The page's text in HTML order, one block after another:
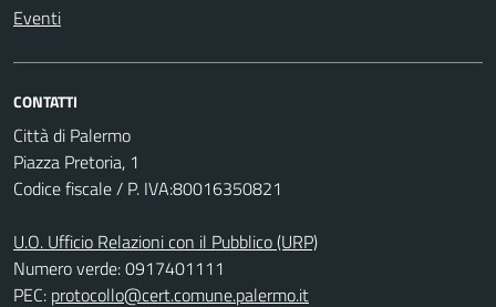
Eventi
CONTATTI
Città di Palermo
Piazza Pretoria, 1
Codice fiscale / P. IVA:80016350821
U.O. Ufficio Relazioni con il Pubblico (URP)
Numero verde: 0917401111
PEC: protocollo@cert.comune.palermo.it